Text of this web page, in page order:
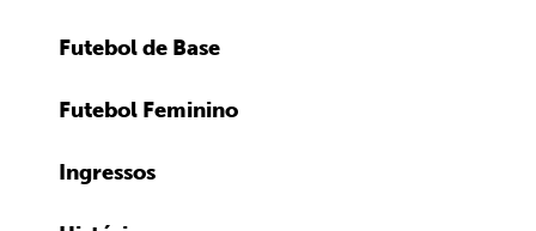
Futebol de Base
Futebol Feminino
Ingressos